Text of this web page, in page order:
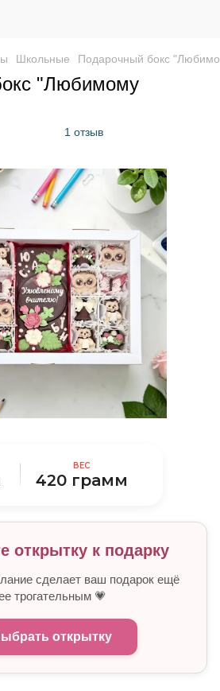
Школьные Подарочный бокс
"Любимому
1 отзыв
ВЕС
420 грамм
открытку к подарку
сделает ваш подарок ещё
трогательным 💗
открытку